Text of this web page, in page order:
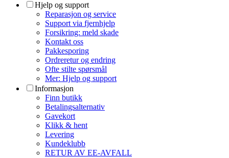
Hjelp og support
Reparasjon og service
Support via fjernhjelp
Forsikring: meld skade
Kontakt oss
Pakkesporing
Ordreretur og endring
Ofte stilte spørsmål
Mer: Hjelp og support
Informasjon
Finn butikk
Betalingsalternativ
Gavekort
Klikk & hent
Levering
Kundeklubb
RETUR AV EE-AVFALL